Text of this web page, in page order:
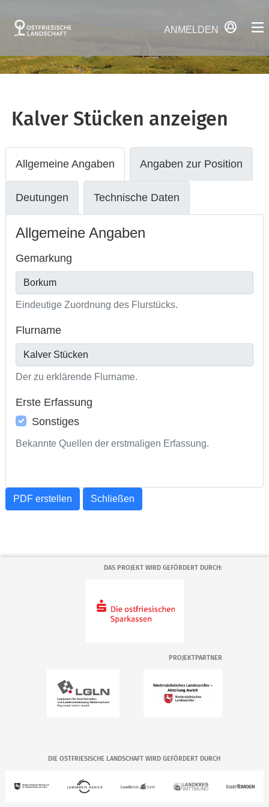
ANMELDEN
Kalver Stücken anzeigen
Allgemeine Angaben Angaben zur Position
Deutungen Technische Daten
Allgemeine Angaben
Gemarkung
Eindeutige Zuordnung des Flurstücks.
Flurname
Der zu erklärende Flurname.
Erste Erfassung
Sonstiges
Bekannte Quellen der erstmaligen Erfassung.
PDF erstellen Schließen
DAS PROJEKT WIRD GEFÖRDERT DURCH:
PROJEKTPARTNER
DIE OSTFRIESISCHE LANDSCHAFT WIRD GEFÖRDERT DURCH